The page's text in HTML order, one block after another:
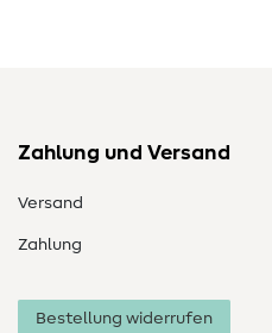
Zahlung und Versand
Versand
Zahlung
Bestellung widerrufen